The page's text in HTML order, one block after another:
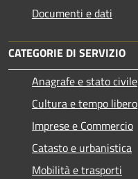
Documenti e dati
CATEGORIE DI SERVIZIO
Anagrafe e stato civile
Cultura e tempo libero
Imprese e Commercio
Catasto e urbanistica
Mobilità e trasporti